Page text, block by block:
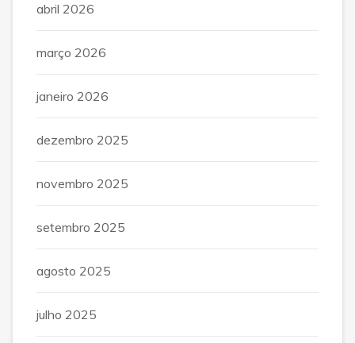
abril 2026
março 2026
janeiro 2026
dezembro 2025
novembro 2025
setembro 2025
agosto 2025
julho 2025